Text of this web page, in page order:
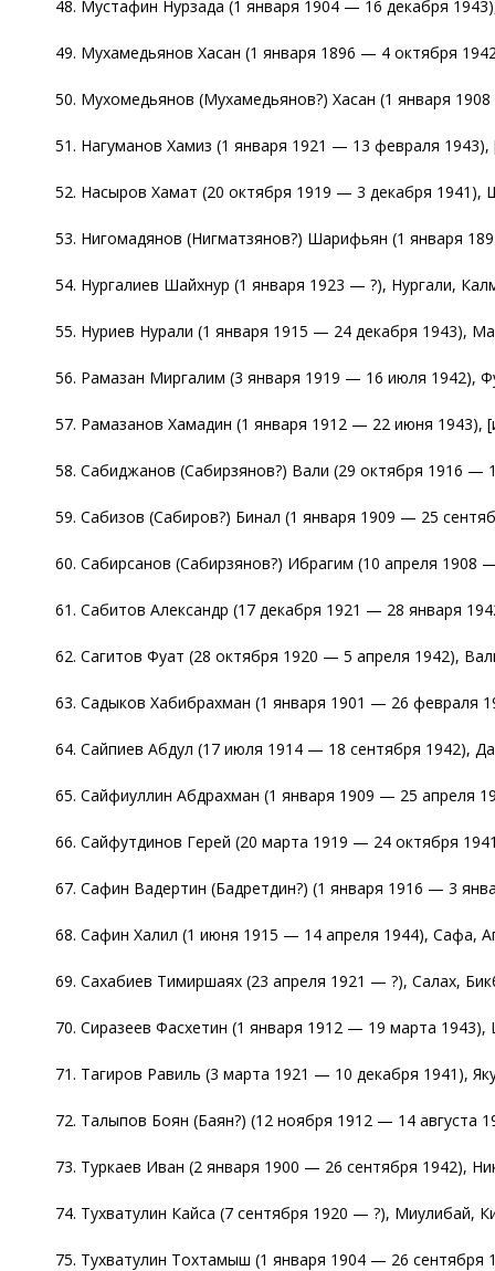
48. Мустафин Нурзада (1 января 1904 — 16 декабря
49. Мухамедьянов Хасан (1 января 1896 — 4 октября
50. Мухомедьянов (Мухамедьянов?) Хасан (1 января
51. Нагуманов Хамиз (1 января 1921 — 13 февраля
52. Насыров Хамат (20 октября 1919 — 3 декабря 1941),
53. Нигомадянов (Нигматзянов?) Шарифьян (1 января
54. Нургалиев Шайхнур (1 января 1923 — ?), Нургали,
55. Нуриев Нурали (1 января 1915 — 24 декабря 1943),
56. Рамазан Миргалим (3 января 1919 — 16 июля 1942),
57. Рамазанов Хамадин (1 января 1912 — 22 июня 1943),
58. Сабиджанов (Сабирзянов?) Вали (29 октября 1916 —
59. Сабизов (Сабиров?) Бинал (1 января 1909 — 25
60. Сабирсанов (Сабирзянов?) Ибрагим (10 апреля 1908
61. Сабитов Александр (17 декабря 1921 — 28 января
62. Сагитов Фуат (28 октября 1920 — 5 апреля 1942),
63. Садыков Хабибрахман (1 января 1901 — 26 февраля
64. Сайпиев Абдул (17 июля 1914 — 18 сентября 1942),
65. Сайфиуллин Абдрахман (1 января 1909 — 25 апреля
66. Сайфутдинов Герей (20 марта 1919 — 24 октября
67. Сафин Вадертин (Бадретдин?) (1 января 1916 — 3
68. Сафин Халил (1 июня 1915 — 14 апреля 1944), Сафа,
69. Сахабиев Тимиршаях (23 апреля 1921 — ?), Салах,
70. Сиразеев Фасхетин (1 января 1912 — 19 марта
71. Тагиров Равиль (3 марта 1921 — 10 декабря 1941),
72. Талыпов Боян (Баян?) (12 ноября 1912 — 14 августа
73. Туркаев Иван (2 января 1900 — 26 сентября 1942),
74. Тухватулин Кайса (7 сентября 1920 — ?), Миулибай,
75. Тухватулин Тохтамыш (1 января 1904 — 26 сентября